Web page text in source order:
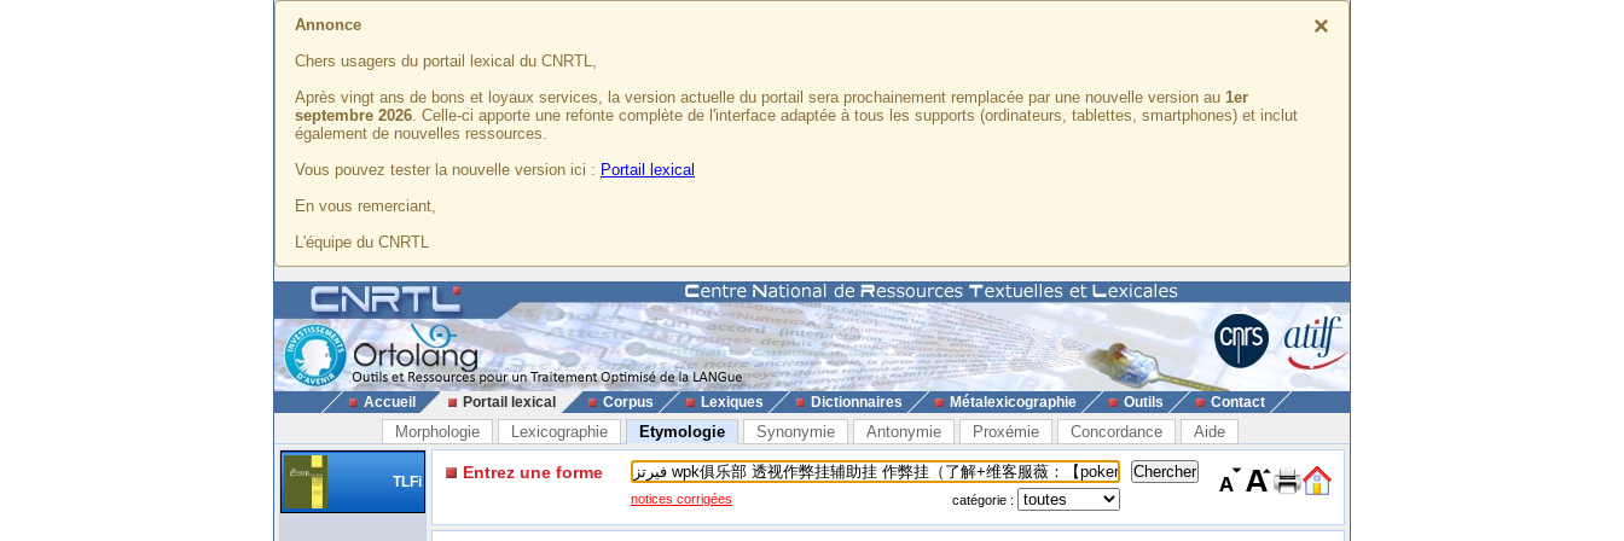
×
Annonce
Chers usagers du portail lexical du CNRTL,
Après vingt ans de bons et loyaux services, la version actuelle du portail sera prochainement remplacée par une nouvelle version au 1er
septembre 2026. Celle-ci apporte une refonte complète de l'interface adaptée à tous les supports (ordinateurs, tablettes, smartphones) et inclut
également de nouvelles ressources.
Vous pouvez tester la nouvelle version ici : Portail lexical
En vous remerciant,
L'équipe du CNRTL
Accueil Portail lexical Corpus Lexiques Dictionnaires Métalexicographie Outils Contact
Morphologie Lexicographie Etymologie Synonymie Antonymie Proxémie Concordance Aide
TLFi Entrez une forme
notices corrigées catégorie :